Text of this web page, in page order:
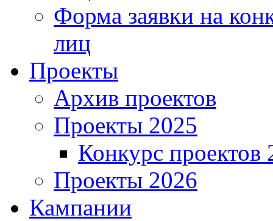
Форма заявки на
лиц
Проекты
Архив проектов
Проекты 2025
Конкурс проектов
Проекты 2026
Кампании